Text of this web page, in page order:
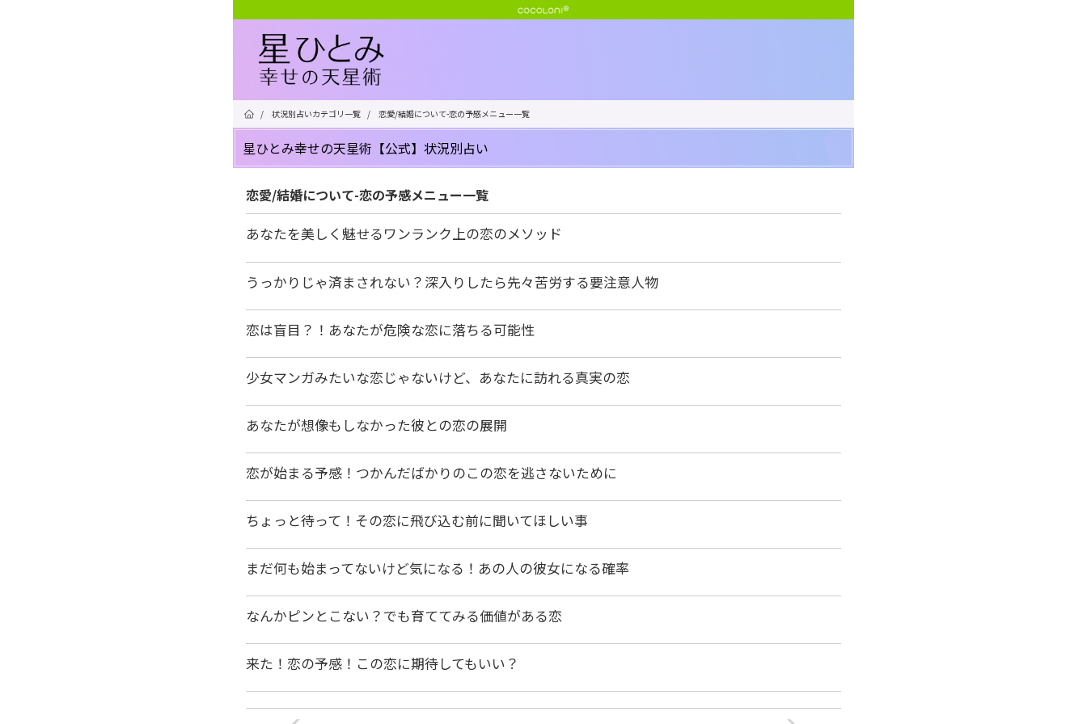
/ 状況別占いカテゴリ一覧 / 恋愛/結婚について-恋の予感メニュー一覧
星ひとみ幸せの天星術【公式】状況別占い
恋愛/結婚について-恋の予感メニュー一覧
あなたを美しく魅せるワンランク上の恋のメソッド
うっかりじゃ済まされない？深入りしたら先々苦労する要注意人物
恋は盲目？！あなたが危険な恋に落ちる可能性
少女マンガみたいな恋じゃないけど、あなたに訪れる真実の恋
あなたが想像もしなかった彼との恋の展開
恋が始まる予感！つかんだばかりのこの恋を逃さないために
ちょっと待って！その恋に飛び込む前に聞いてほしい事
まだ何も始まってないけど気になる！あの人の彼女になる確率
なんかピンとこない？でも育ててみる価値がある恋
来た！恋の予感！この恋に期待してもいい？